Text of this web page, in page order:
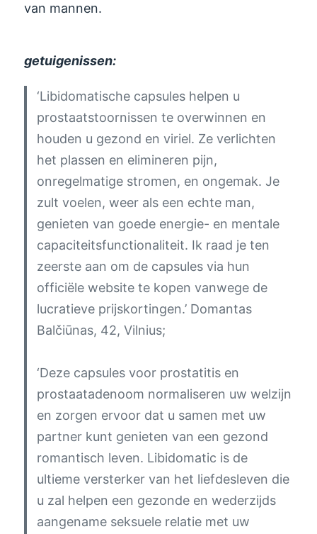
van mannen.
getuigenissen:
‘Libidomatische capsules helpen u
prostaatstoornissen te overwinnen en
houden u gezond en viriel. Ze verlichten
het plassen en elimineren pijn,
onregelmatige stromen, en ongemak. Je
zult voelen, weer als een echte man,
genieten van goede energie- en mentale
capaciteitsfunctionaliteit. Ik raad je ten
zeerste aan om de capsules via hun
officiële website te kopen vanwege de
lucratieve prijskortingen.’ Domantas
Balčiūnas, 42, Vilnius;
‘Deze capsules voor prostatitis en
prostaatadenoom normaliseren uw welzijn
en zorgen ervoor dat u samen met uw
partner kunt genieten van een gezond
romantisch leven. Libidomatic is de
ultieme versterker van het liefdesleven die
u zal helpen een gezonde en wederzijds
aangename seksuele relatie met uw